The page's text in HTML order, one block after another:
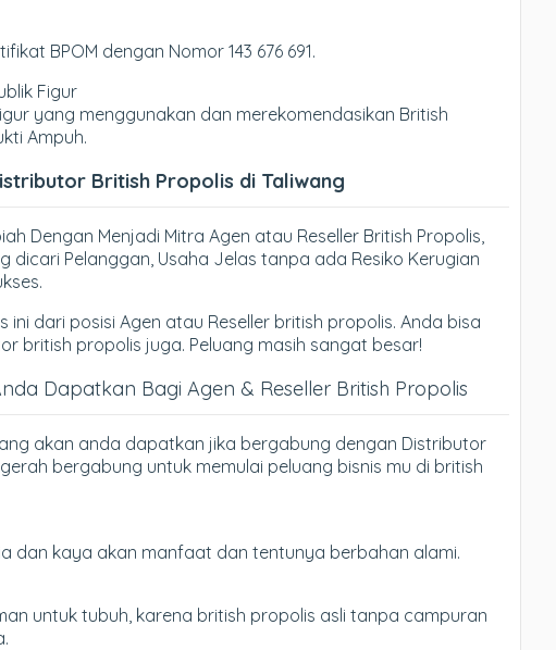
BPOM dengan Nomor 143 676 691.
Figur
yang menggunakan dan merekomendasikan British
Ampuh.
British Propolis di Taliwang
Dengan Menjadi Mitra Agen atau Reseller British Propolis,
dicari Pelanggan, Usaha Jelas tanpa ada Resiko Kerugian
ini dari posisi Agen atau Reseller british propolis. Anda bisa
british propolis juga. Peluang masih sangat besar!
Dapatkan Bagi Agen & Reseller British Propolis
akan anda dapatkan jika bergabung dengan Distributor
bergabung untuk memulai peluang bisnis mu di british
dan kaya akan manfaat dan tentunya berbahan alami.
untuk tubuh, karena british propolis asli tanpa campuran